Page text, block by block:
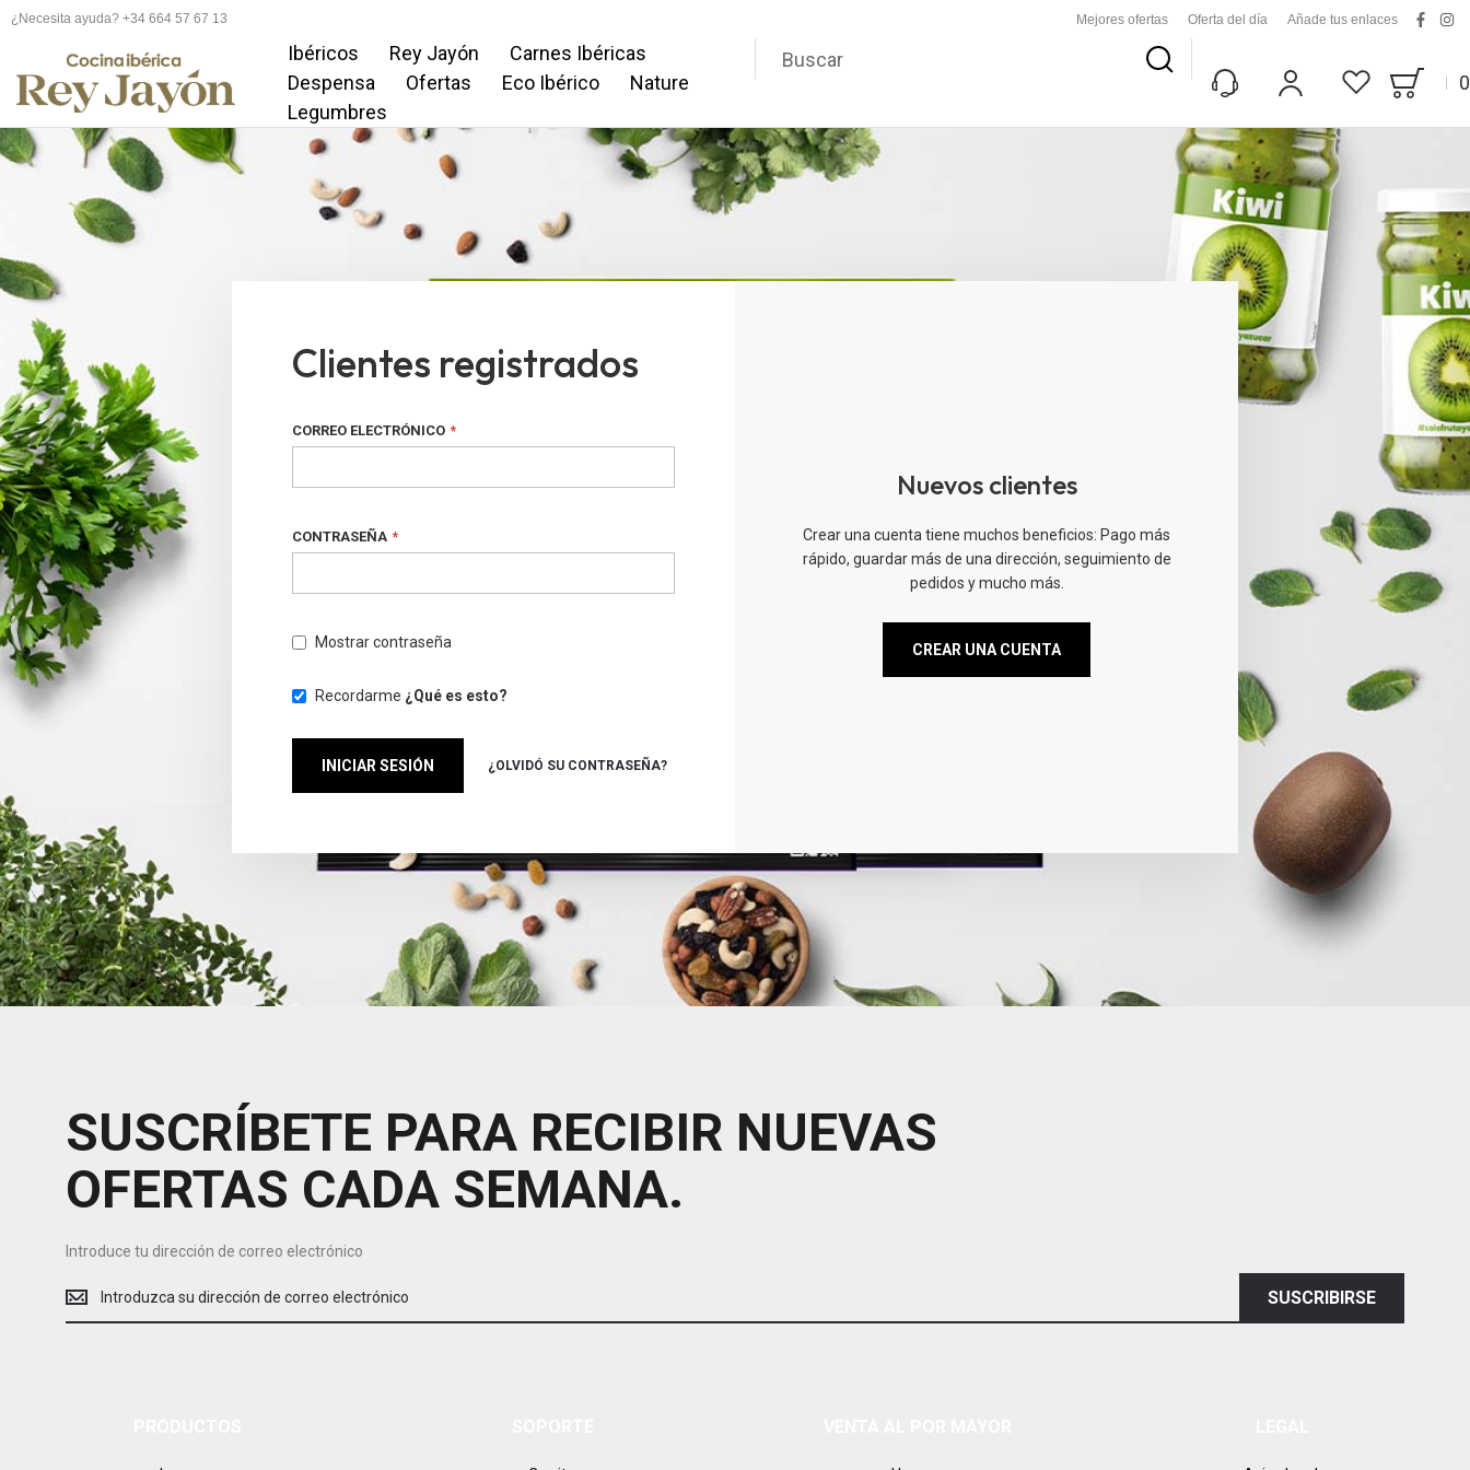
¿Necesita ayuda? +34 664 57 67 13 Mejores ofertas Oferta del día Añade tus enlaces
Ibéricos Rey Jayón
Carnes Ibéricas
Despensa
Ofertas Eco Ibérico
Nature
Legumbres
Mi CuentaLista De Deseos
Bag0
Clientes registrados
CORREO ELECTRÓNICO
CONTRASEÑA
Mostrar contraseña
Recordarme ¿Qué es esto?
INICIAR SESIÓN ¿OLVIDÓ SU CONTRASEÑA?
Nuevos clientes
Crear una cuenta tiene muchos beneficios: Pago más
rápido, guardar más de una dirección, seguimiento de
pedidos y mucho más.
CREAR UNA CUENTA
SUSCRÍBETE PARA RECIBIR NUEVAS
OFERTAS CADA SEMANA.
Introduce tu dirección de correo electrónico
tu
dirección
SUSCRIBIRSE